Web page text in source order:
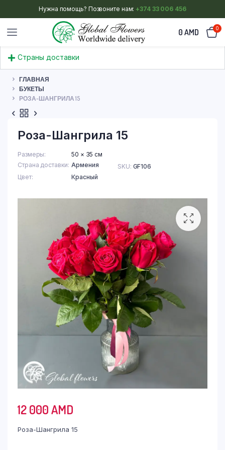
Нужна помощь? Позвоните нам: +374 33 006 456
0 AMD 0
Страны доставки
ГЛАВНАЯ
БУКЕТЫ
РОЗА-ШАНГРИЛА 15
Роза-Шангрила 15
Размеры
50 × 35 см
Страна доставки Армения
Цвет
Красный
SKU: GF106
12 000AMD
Роза-Шангрила 15